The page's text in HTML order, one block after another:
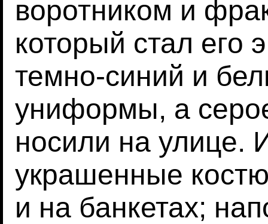
воротником и
который стал его
темно-синий и
униформы, а
носили на улице.
украшенные
и на банкетах;